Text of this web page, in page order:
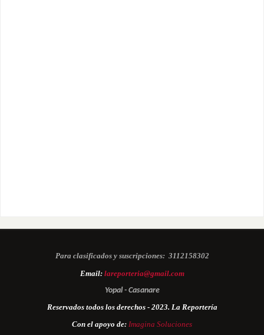
Para clasificados y suscripciones: 3112158302
Email: lareporteria@gmail.com
Yopal - Casanare
Reservados todos los derechos - 2023. La Reportería
Con el apoyo de: Imagina Soluciones